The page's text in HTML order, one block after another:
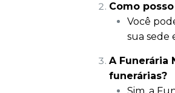
Como
Você
sua sede
A Funerária
funerárias?